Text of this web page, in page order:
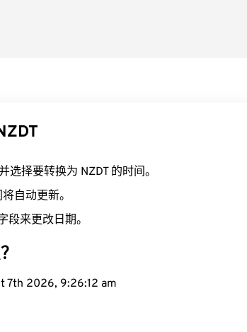
选择要转换为 NZDT 的时间。
自动更新。
段来更改日期。
7th 2026, 9:26:13 am